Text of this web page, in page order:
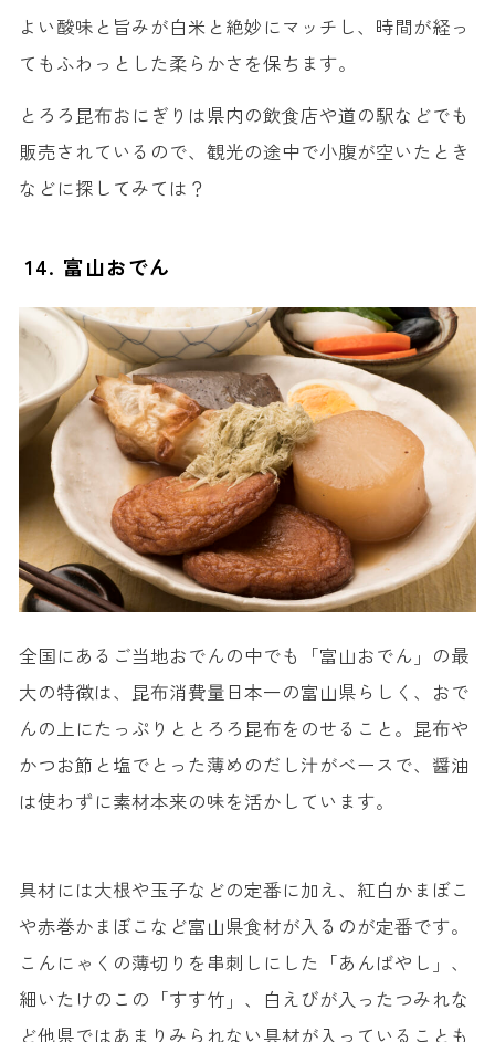
よい酸味と旨みが白米と絶妙にマッチし、時間が経っ
てもふわっとした柔らかさを保ちます。
とろろ昆布おにぎりは県内の飲食店や道の駅などでも
販売されているので、観光の途中で小腹が空いたとき
などに探してみては？
14. 富山おでん
全国にあるご当地おでんの中でも「富山おでん」の最
大の特徴は、昆布消費量日本一の富山県らしく、おで
んの上にたっぷりととろろ昆布をのせること。昆布や
かつお節と塩でとった薄めのだし汁がベースで、醤油
は使わずに素材本来の味を活かしています。
具材には大根や玉子などの定番に加え、紅白かまぼこ
や赤巻かまぼこなど富山県食材が入るのが定番です。
こんにゃくの薄切りを串刺しにした「あんばやし」、
細いたけのこの「すす竹」、白えびが入ったつみれな
ど他県ではあまりみられない具材が入っていることも